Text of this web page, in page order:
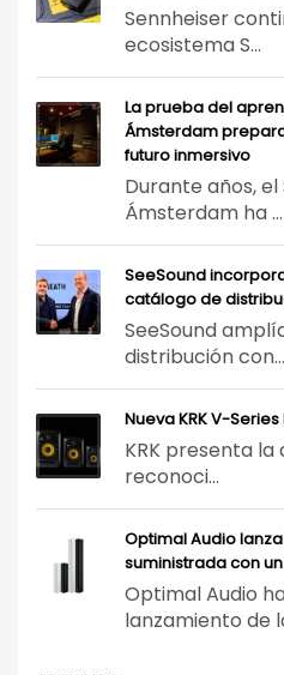
Sennheiser
ecosistema S...
La prueba del
Ámsterdam
futuro inmersivo
Durante años, el
Ámsterdam ha ...
SeeSound
catálogo de
SeeSound
distribución con...
Nueva KRK V-
KRK presenta la
reconoci...
Optimal Audio
suministrada con
Optimal Audio
lanzamiento de